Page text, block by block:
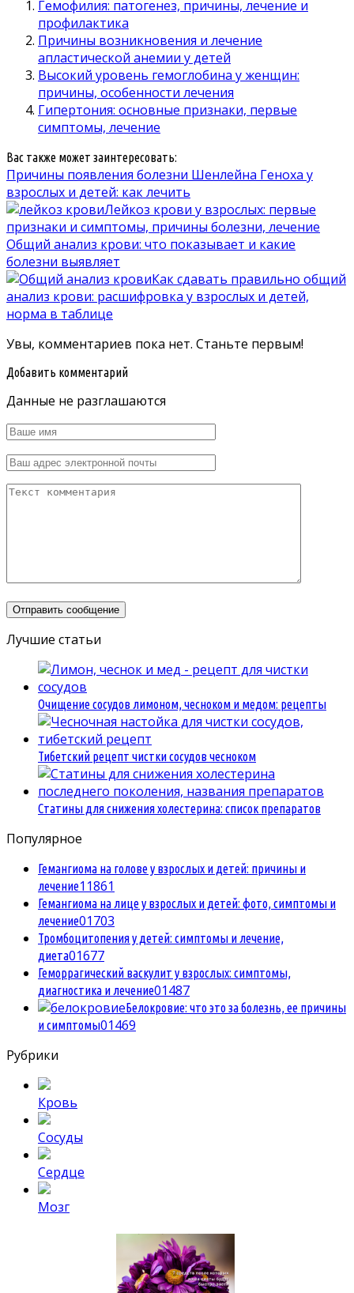
Гемофилия: патогенез, причины, лечение и
профилактика
Причины возникновения и лечение
апластической анемии у детей
Высокий уровень гемоглобина у женщин:
причины, особенности лечения
Гипертония: основные признаки, первые
симптомы, лечение
Вас также может заинтересовать:
Причины появления болезни Шенлейна Геноха у
взрослых и детей: как лечить
Лейкоз крови у взрослых: первые
признаки и симптомы, причины болезни, лечение
Общий анализ крови: что показывает и какие
болезни выявляет
Как сдавать правильно общий
анализ крови: расшифровка у взрослых и детей,
норма в таблице
Увы, комментариев пока нет. Станьте первым!
Добавить комментарий
Данные не разглашаются
Лучшие статьи
Очищение сосудов лимоном, чесноком и медом: рецепты
Тибетский рецепт чистки сосудов чесноком
Статины для снижения холестерина: список препаратов
Популярное
Гемангиома на голове у взрослых и детей: причины и
лечение1 1861
Гемангиома на лице у взрослых и детей: фото, симптомы и
лечение01703
Тромбоцитопения у детей: симптомы и лечение,
диета01677
Геморрагический васкулит у взрослых: симптомы,
диагностика и лечение01487
Белокровие: что это за болезнь, ее причины
и симптомы01469
Рубрики
Кровь
Сосуды
Сердце
Мозг